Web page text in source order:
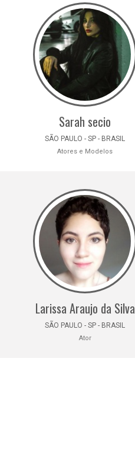
Sarah secio
SÃO PAULO - SP - BRASIL
Atores e Modelos
Larissa Araujo da Silva
SÃO PAULO - SP - BRASIL
Ator